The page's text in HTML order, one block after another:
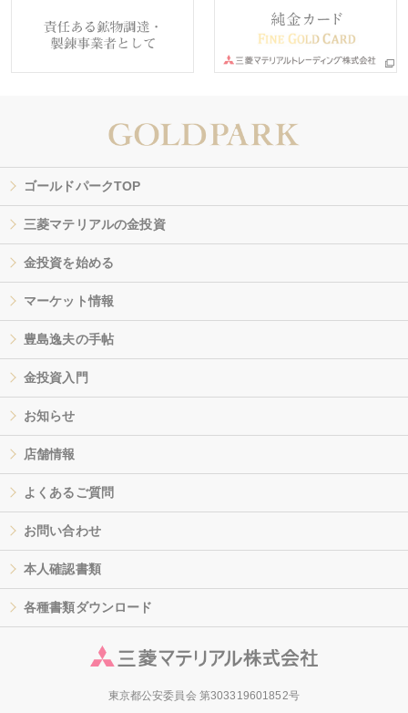
ゴールドパークTOP
三菱マテリアルの金投資
金投資を始める
マーケット情報
豊島逸夫の手帖
金投資入門
お知らせ
店舗情報
よくあるご質問
お問い合わせ
本人確認書類
各種書類ダウンロード
東京都公安委員会 第303319601852号